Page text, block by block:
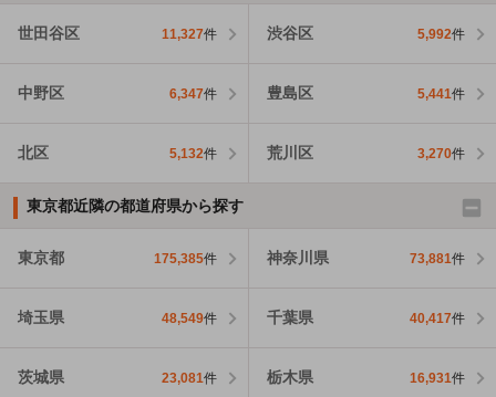
世田谷区 11,327件 渋谷区 5,992件
中野区 6,347件 豊島区 5,441件
北区 5,132件 荒川区 3,270件
東京都近隣の都道府県から探す
東京都 175,385件 神奈川県 73,881件
埼玉県 48,549件 千葉県 40,417件
茨城県 23,081件 栃木県 16,931件